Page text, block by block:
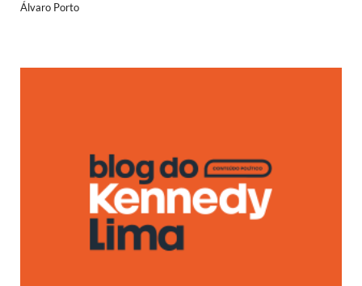
Álvaro Porto